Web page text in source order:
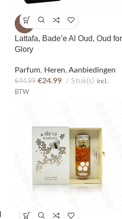
-44%
Lattafa, Bade’e Al Oud, Oud for
Glory
Parfum, Heren, Aanbiedingen
€44.99 €24.99 Stuk(s) incl.
BTW
SOLD